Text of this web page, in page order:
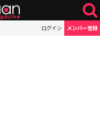
ログイン メンバー登録